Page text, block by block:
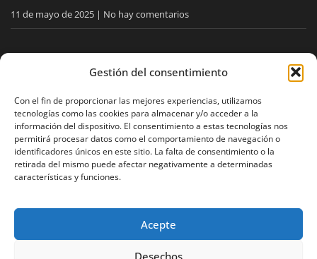
Gestión del consentimiento
Con el fin de proporcionar las mejores experiencias, utilizamos
tecnologías como las cookies para almacenar y/o acceder a la
información del dispositivo. El consentimiento a estas tecnologías nos
permitirá procesar datos como el comportamiento de navegación o
identificadores únicos en este sitio. La falta de consentimiento o la
retirada del mismo puede afectar negativamente a determinadas
características y funciones.
Acepte
Desechos
11 de mayo de 2025 No hay comentarios
MANTÉNGASE INFORMADO
Reciba nuestros consejos y noticias directamente en su
buzón.
Aceptola política de privacidad